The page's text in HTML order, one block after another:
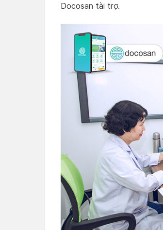
Docosan tài trợ.